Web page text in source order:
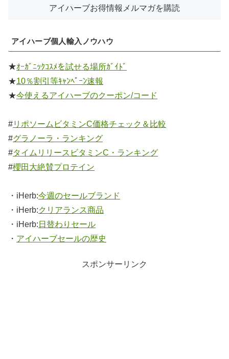
アイハーブ個人輸入ノウハウ
★ｵｰｶﾞﾆｯｸｺｽﾒを試せる場所ｶﾞｲﾄﾞ
★10％割引等ｷｬﾝﾍﾟｰﾝ速報
★今使えるアイハーブのクーポン/コード
#リポソームビタミンC価格チェック＆比較
#グラノーラ・ランキング
#タイムリリースビタミンC・ランキング
#櫻田大絶賛プロテイン
・iHerb:今週のセールブランド
・iHerb:クリアランス商品
・iHerb: 日替わりセール
・ アイハーブセールの歴史
スポンサーリンク